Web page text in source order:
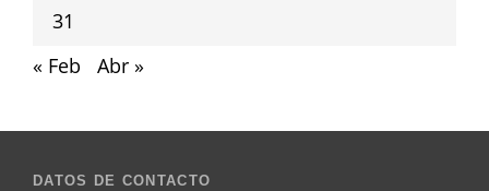
31
« Feb
Abr »
DATOS DE CONTACTO